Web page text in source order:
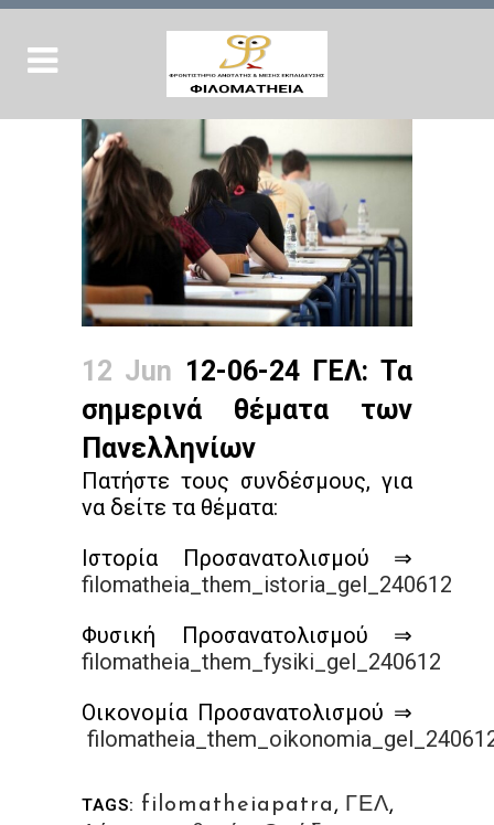
12 Jun 12-06-24 ΓΕΛ: Τα
σημερινά θέματα των
Πανελληνίων
Πατήστε τους συνδέσμους, για
να δείτε τα θέματα:
Ιστορία Προσανατολισμού ⇒
filomatheia_them_istoria_gel_240612
Φυσική Προσανατολισμού ⇒
filomatheia_them_fysiki_gel_240612
Οικονομία Προσανατολισμού ⇒
TAGS: filomatheiapatra , ΓΕΛ,